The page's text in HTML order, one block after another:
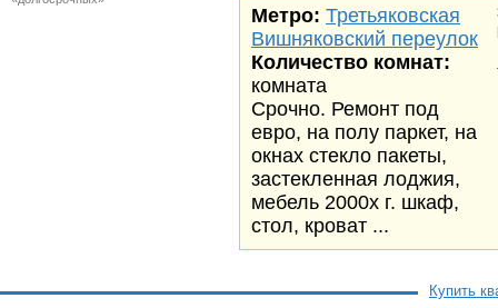
Метро: Третьяковская
Вишняковский переулок
Количество комнат:
комната
Срочно. Ремонт под
евро, на полу паркет, на
окнах стекло пакеты,
застекленная лоджия,
мебель 2000х г. шкаф,
стол, кроват ...
Купить